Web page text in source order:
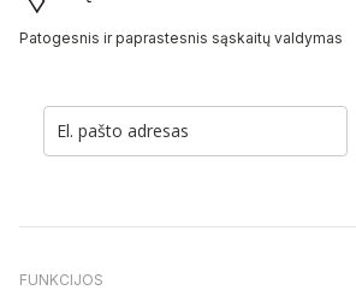
Patogesnis ir paprastesnis sąskaitų valdymas
FUNKCIJOS